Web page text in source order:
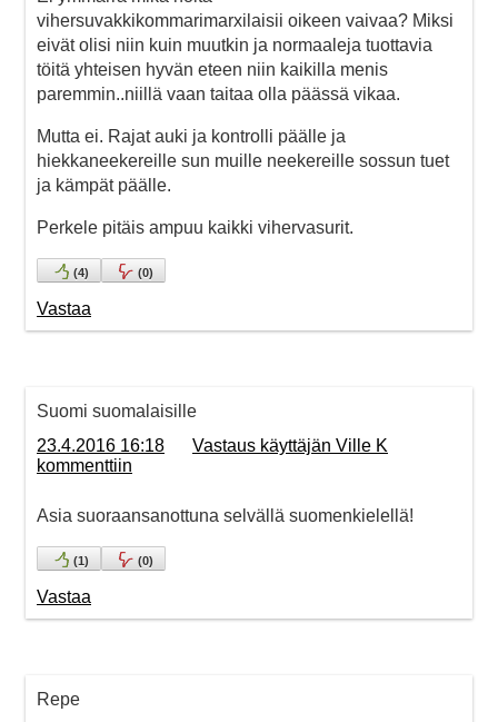
vihersuvakkikommarimarxilaisii oikeen vaivaa? Miksi
eivät olisi niin kuin muutkin ja normaaleja tuottavia
töitä yhteisen hyvän eteen niin kaikilla menis
paremmin..niillä vaan taitaa olla päässä vikaa.
Mutta ei. Rajat auki ja kontrolli päälle ja
hiekkaneekereille sun muille neekereille sossun tuet
ja kämpät päälle.
Perkele pitäis ampuu kaikki vihervasurit.
(4) (0)
Vastaa
Suomi suomalaisille
23.4.2016 16:18
Vastaus käyttäjän Ville K
kommenttiin
Asia suoraansanottuna selvällä suomenkielellä!
(1) (0)
Vastaa
Repe